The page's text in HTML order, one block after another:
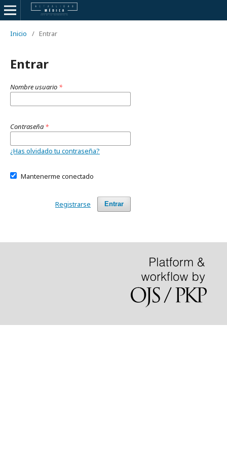
Inicio / Entrar
Entrar
Nombre usuario *
Contraseña *
¿Has olvidado tu contraseña?
Mantenerme conectado
Entrar
Registrarse